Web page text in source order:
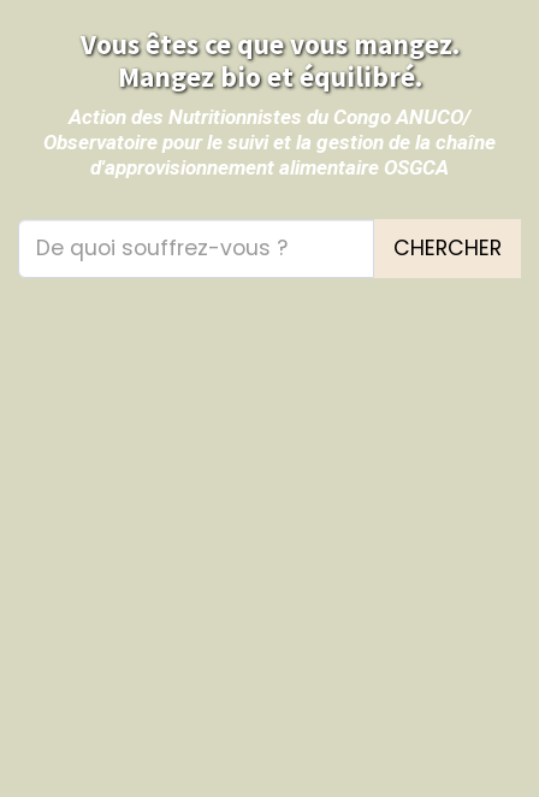
Vous êtes ce que vous mangez.
Mangez bio et équilibré.
Action des Nutritionnistes du Congo ANUCO/
Observatoire pour le suivi et la gestion de la chaîne
d'approvisionnement alimentaire OSGCA
CHERCHER